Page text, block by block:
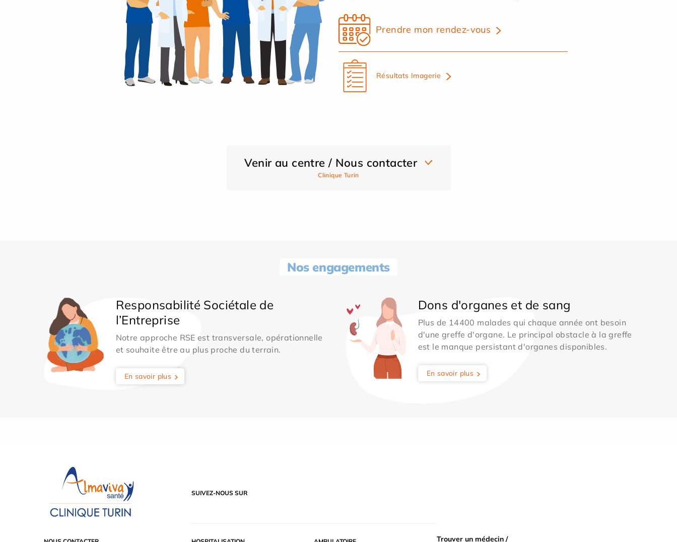
Prendre mon rendez-vous
Résultats Imagerie
Venir au centre / Nous contacter
Clinique Turin
Nos engagements
Responsabilité Sociétale de
l’Entreprise
Notre approche RSE est transversale, opérationnelle
et souhaite être au plus proche du terrain.
En savoir plus
Dons d'organes et de sang
Plus de 14400 malades qui chaque année ont besoin
d'une greffe d'organe. Le principal obstacle à la greffe
est le manque persistant d'organes disponibles.
En savoir plus
SUIVEZ-NOUS SUR
Trouver un médecin /